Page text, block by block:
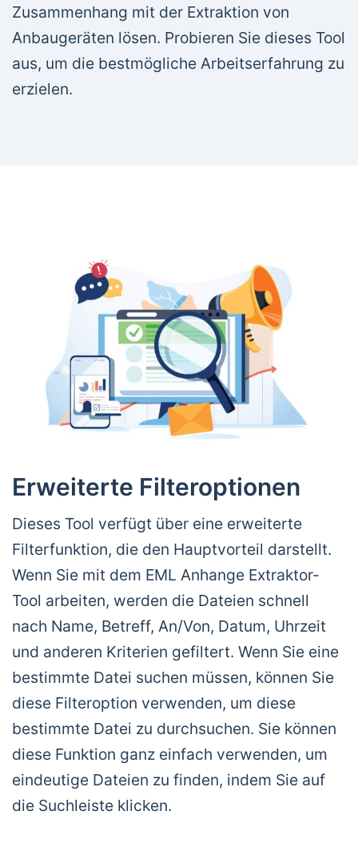
Zusammenhang mit der Extraktion von
Anbaugeräten lösen. Probieren Sie dieses Tool
aus, um die bestmögliche Arbeitserfahrung zu
erzielen.
Erweiterte Filteroptionen
Dieses Tool verfügt über eine erweiterte
Filterfunktion, die den Hauptvorteil darstellt.
Wenn Sie mit dem EML Anhange Extraktor-
Tool arbeiten, werden die Dateien schnell
nach Name, Betreff, An/Von, Datum, Uhrzeit
und anderen Kriterien gefiltert. Wenn Sie eine
bestimmte Datei suchen müssen, können Sie
diese Filteroption verwenden, um diese
bestimmte Datei zu durchsuchen. Sie können
diese Funktion ganz einfach verwenden, um
eindeutige Dateien zu finden, indem Sie auf
die Suchleiste klicken.